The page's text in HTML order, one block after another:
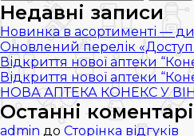
Недавні записи
Новинка в асортименті —
Оновлений перелік
Відкриття нової аптеки
Відкриття нової аптеки
НОВА АПТЕКА КОНЕКС У
Останні коментарі
admin до Сторінка відгуків